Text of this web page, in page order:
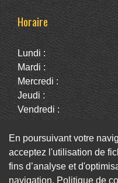
Horaire
Lundi :
Mardi :
Mercredi :
Jeudi :
Vendredi :
Dimanche :
Facebook
En poursuivant votre
acceptez l'utilisation de
fins d’analyse et
navigation. Politique de